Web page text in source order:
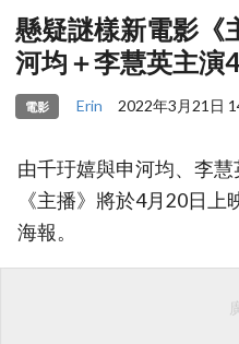
懸疑謎樣新電影《
河均＋李慧英主演
電影 Erin 2022年3月21日
由千玗嬉與申河均、李
《主播》將於4月20日
海報。